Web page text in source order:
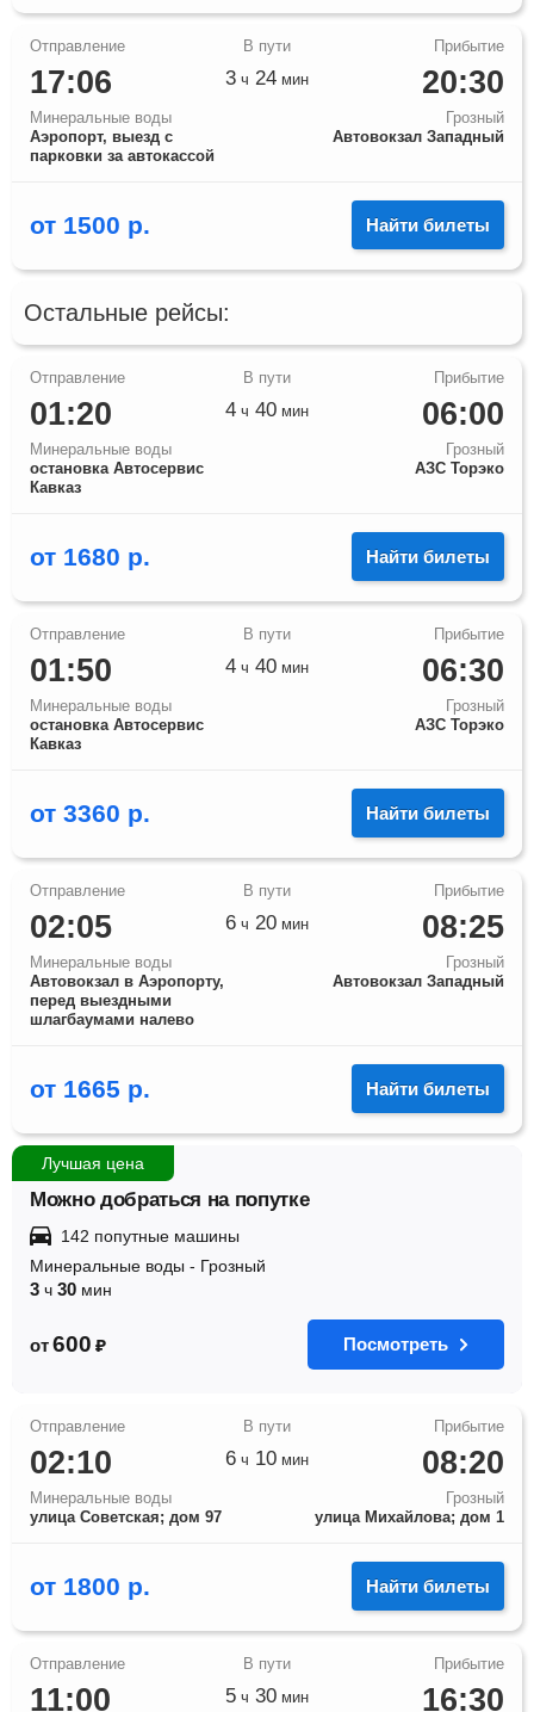
17:06
Минеральные воды
Аэропорт, выезд с
парковки за автокассой
20:30
Грозный
Автовокзал Западный
3 ч 24 мин
от 1500 р. Найти билеты
Остальные рейсы:
01:20
Минеральные воды
остановка Автосервис
Кавказ
06:00
Грозный
АЗС Торэко
4 ч 40 мин
от 1680 р. Найти билеты
01:50
Минеральные воды
остановка Автосервис
Кавказ
06:30
Грозный
АЗС Торэко
4 ч 40 мин
от 3360 р. Найти билеты
02:05
Минеральные воды
Автовокзал в Аэропорту,
перед выездными
шлагбаумами налево
08:25
Грозный
Автовокзал Западный
6 ч 20 мин
от 1665 р. Найти билеты
Лучшая цена
Можно добраться на попутке
142 попутные машины
Минеральные воды - Грозный
3 ч 30 мин
от 600 ₽ Посмотреть
02:10
Минеральные воды
улица Советская; дом 97
08:20
Грозный
улица Михайлова; дом 1
6 ч 10 мин
от 1800 р. Найти билеты
11:00 16:30
5 ч 30 мин